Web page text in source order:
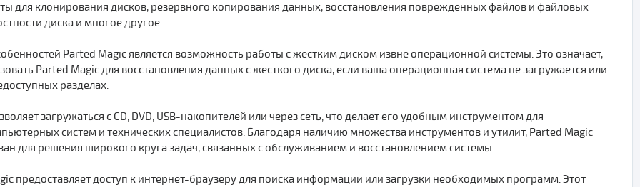
для клонирования дисков, резервного копирования данных, восстановления поврежденных файлов и файловых
диска и многое другое.
Parted Magic является возможность работы с жестким диском извне операционной системы. Это означает,
Parted Magic для восстановления данных с жесткого диска, если ваша операционная система не загружается или
разделах.
загружаться с CD, DVD, USB-накопителей или через сеть, что делает его удобным инструментом для
систем и технических специалистов. Благодаря наличию множества инструментов и утилит, Parted Magic
для решения широкого круга задач, связанных с обслуживанием и восстановлением системы.
предоставляет доступ к интернет-браузеру для поиска информации или загрузки необходимых программ. Этот